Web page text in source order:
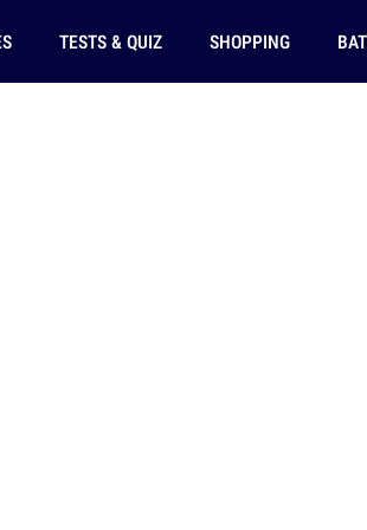
TESTS & QUIZ SHOPPING